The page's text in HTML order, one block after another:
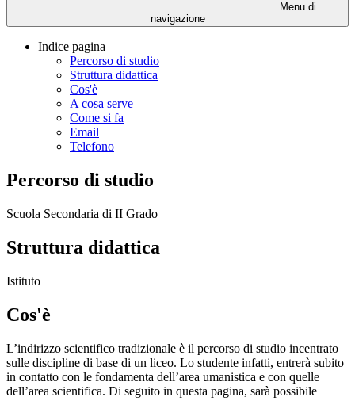
Menu di
navigazione
Indice pagina
Percorso di studio
Struttura didattica
Cos'è
A cosa serve
Come si fa
Email
Telefono
Percorso di studio
Scuola Secondaria di II Grado
Struttura didattica
Istituto
Cos'è
L’indirizzo scientifico tradizionale è il percorso di studio incentrato
sulle discipline di base di un liceo. Lo studente infatti, entrerà subito
in contatto con le fondamenta dell’area umanistica e con quelle
dell’area scientifica. Di seguito in questa pagina, sarà possibile